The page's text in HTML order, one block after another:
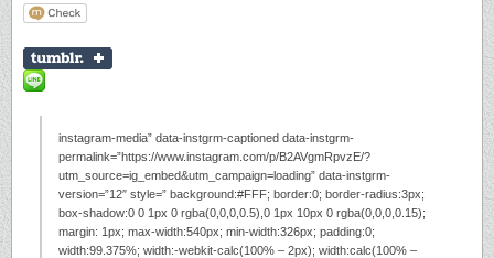
instagram-media” data-instgrm-captioned data-instgrm-
permalink=”https://www.instagram.com/p/B2AVgmRpvzE/?
utm_source=ig_embed&utm_campaign=loading” data-instgrm-
version=”12″ style=” background:#FFF; border:0; border-radius:3px;
box-shadow:0 0 1px 0 rgba(0,0,0,0.5),0 1px 10px 0 rgba(0,0,0,0.15);
margin: 1px; max-width:540px; min-width:326px; padding:0;
width:99.375%; width:-webkit-calc(100% – 2px); width:calc(100% –